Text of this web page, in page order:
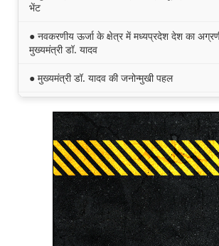
भेंट
● नवकरणीय ऊर्जा के क्षेत्र में मध्यप्रदेश देश का
मुख्यमंत्री डॉ. यादव
● मुख्यमंत्री डॉ. यादव की जनोन्मुखी पहल
की पुण्यतिथि पर श्रद्धांजलि अर्पित की
● जन-कल्याणकारी तथा हितग्राही मूलक योजनाओं
प्रभावी बनाने के लिए अनुशंसाएं देने उच्च स्तरीय
● मध्यप्रदेश में सृजन संवाद अभियान का शुभारंभ